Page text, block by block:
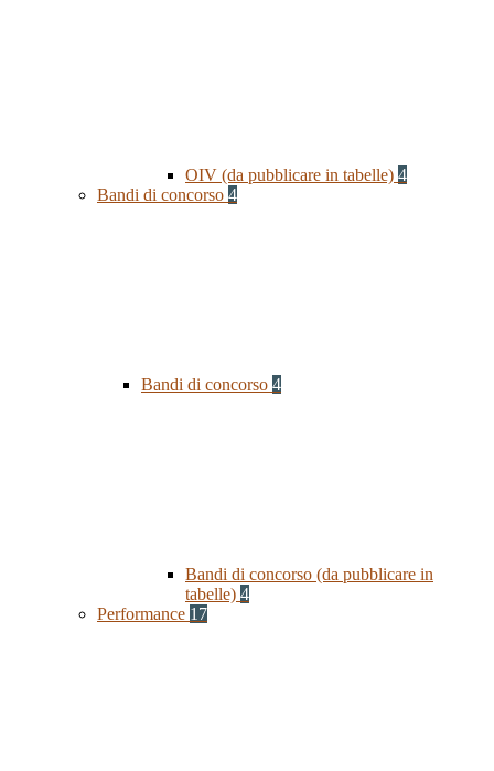
OIV (da pubblicare in tabelle) 4
Bandi di concorso 4
Bandi di concorso 4
Bandi di concorso (da pubblicare in
tabelle) 4
Performance 17